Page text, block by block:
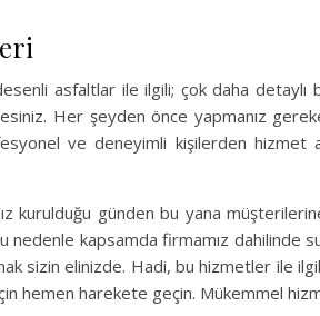
asfaltlar ile ilgili; çok daha detaylı
Her şeyden önce yapmanız
ve deneyimli kişilerden hizmet
kurulduğu günden bu yana
kapsamda firmamız dahilinde
sizin elinizde. Hadi, bu hizmetler ile
hemen harekete geçin. Mükemmel